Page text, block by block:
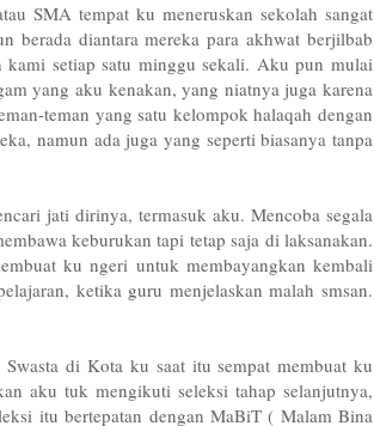
SMA tempat ku meneruskan sekolah sangat
berada diantara mereka para akhwat berjilbab
kami setiap satu minggu sekali. Aku pun mulai
yang aku kenakan, yang niatnya juga karena
teman yang satu kelompok halaqah dengan
namun ada juga yang seperti biasanya tanpa
jati dirinya, termasuk aku. Mencoba segala
keburukan tapi tetap saja di laksanakan.
ku ngeri untuk membayangkan kembali
ketika guru menjelaskan malah smsan.
di Kota ku saat itu sempat membuat ku
aku tuk mengikuti seleksi tahap selanjutnya,
itu bertepatan dengan MaBiT ( Malam Bina